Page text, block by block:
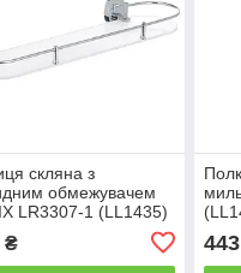
скляна з
обмежувачем
LR3307-1 (LL1435)
₴ 443